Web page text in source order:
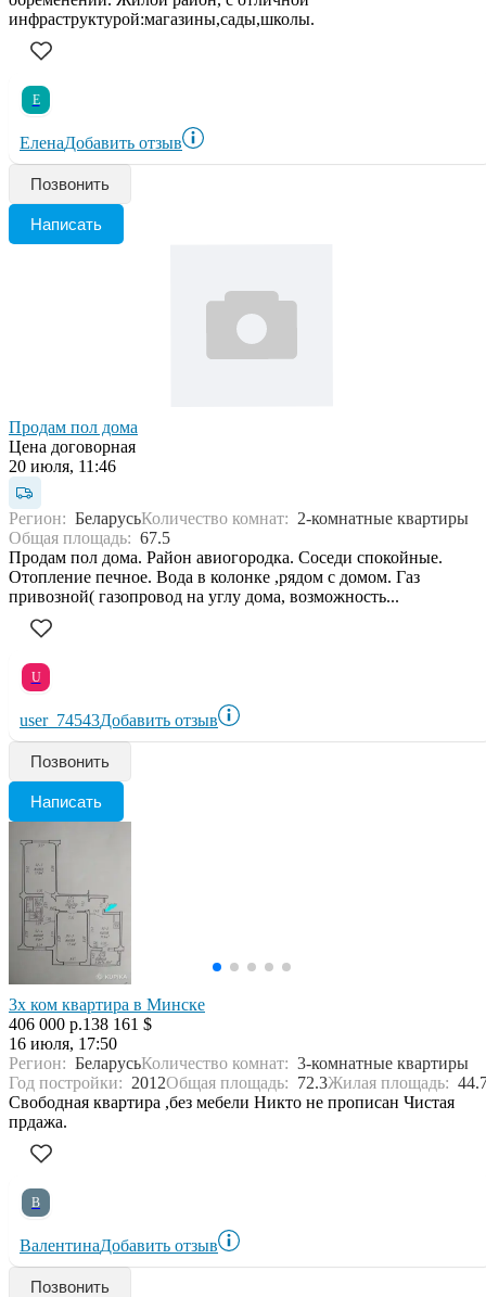
инфраструктурой:магазины,сады,школы.
Е
ЕленаДобавить отзыв
Позвонить
Написать
Продам пол дома
Цена договорная
20 июля, 11:46
Регион: БеларусьКоличество комнат: 2-комнатные квартиры
Общая площадь: 67.5
Продам пол дома. Район авиогородка. Соседи спокойные.
Отопление печное. Вода в колонке ,рядом с домом. Газ
привозной( газопровод на углу дома, возможность...
U
user_74543Добавить отзыв
Позвонить
Написать
3х ком квартира в Минске
406 000 р.138 161 $
16 июля, 17:50
Регион: БеларусьКоличество комнат: 3-комнатные квартиры
Год постройки: 2012Общая площадь: 72.3Жилая площадь:
Свободная квартира ,без мебели Никто не прописан Чистая
прдажа.
В
ВалентинаДобавить отзыв
Позвонить